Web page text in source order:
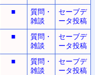
■
質問・
雑談
セーブデ
ータ投稿
■
質問・
雑談
セーブデ
ータ投稿
■
質問・
雑談
セーブデ
ータ投稿